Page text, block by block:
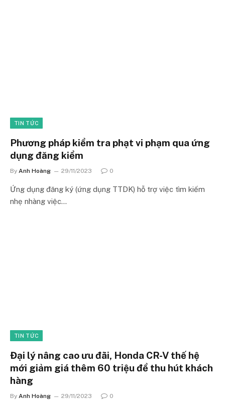
TIN TỨC
Phương pháp kiểm tra phạt vi phạm qua ứng
dụng đăng kiểm
By Anh Hoàng 29/11/2023 0
Ứng dụng đăng ký (ứng dụng TTDK) hỗ trợ việc tìm kiếm
nhẹ nhàng việc…
TIN TỨC
Đại lý nâng cao ưu đãi, Honda CR-V thế hệ
mới giảm giá thêm 60 triệu để thu hút khách
hàng
By Anh Hoàng 29/11/2023 0